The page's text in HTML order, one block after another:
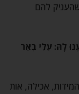
להם
לָהּ: עֲלִי בְאֵר
אכילה, אות